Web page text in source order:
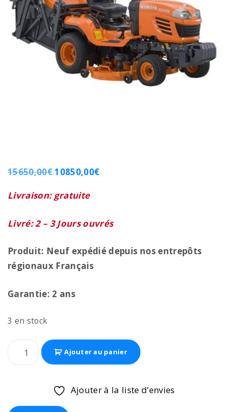
15650,00€10850,00€
Livraison: gratuite
Livré: 2 – 3 Jours ouvrés
Produit: Neuf expédié depuis nos entrepôts
régionaux Français
Garantie: 2 ans
3 en stock
Ajouter au panier
Ajouter à la liste d’envies